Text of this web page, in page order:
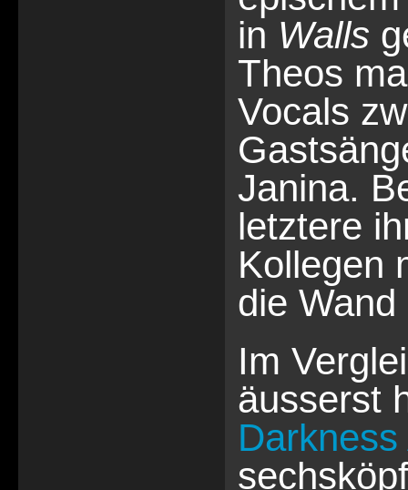
in Walls
Theos
Vocals
Janina.
letztere
Kollegen
die
Im
äusserst